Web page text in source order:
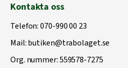
Kontakta oss
Telefon:070-990 00 23
Mail:butiken@trabolaget.se
Org. nummer: 559578-7275